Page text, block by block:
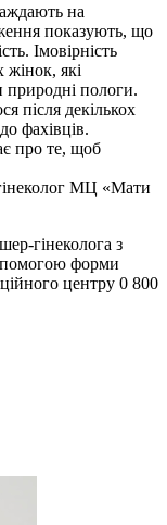
на
показують, що
Імовірність
які
пологи.
після декількох
фахівців.
про те, щоб
МЦ «Мати
гінеколога з
форми
центру 0 800